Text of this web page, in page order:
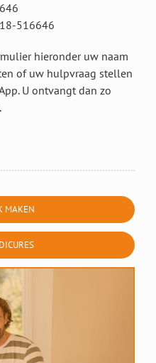
516646
hieronder uw naam
of uw hulpvraag stellen
U ontvangt dan zo
MAKEN